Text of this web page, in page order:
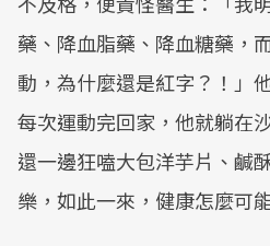
藥、降血脂藥、降血糖藥，
動，為什麼還是紅字？！」
每次運動完回家，他就躺在
還一邊狂嗑大包洋芋片、鹹
樂，如此一來，健康怎麼可